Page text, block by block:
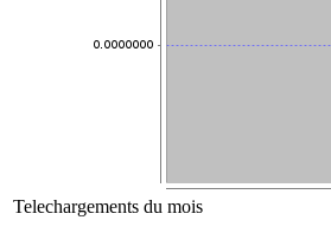
Telechargements du mois